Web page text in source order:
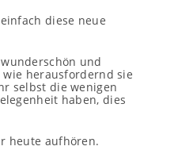
diese neue
und
herausfordernd sie
selbst die wenigen
haben, dies
heute aufhören.